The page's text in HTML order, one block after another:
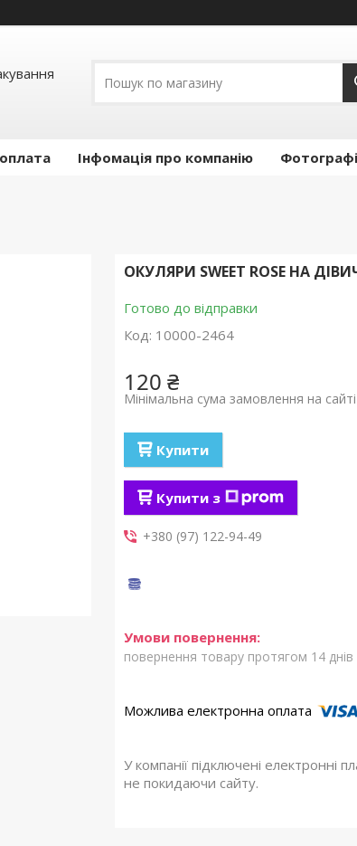
Інфомація про компанію
ОКУЛЯРИ SWEET ROSE НА
Готово до відправки
Код: 10000-2464
120 ₴
Мінімальна сума замовлення на
Купити
Купити з
+380 (97) 122-94-49
повернення товару протягом 14 днів
У компанії підключені
не покидаючи сайту.